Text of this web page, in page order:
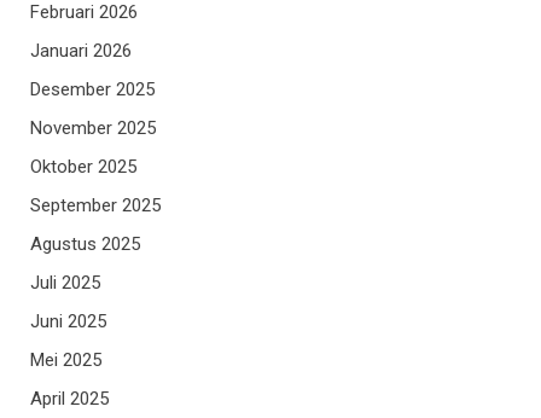
Februari 2026
Januari 2026
Desember 2025
November 2025
Oktober 2025
September 2025
Agustus 2025
Juli 2025
Juni 2025
Mei 2025
April 2025